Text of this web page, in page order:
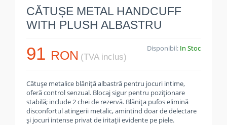
CĂTUȘE METAL HANDCUFF
WITH PLUSH ALBASTRU
91 RON (TVA inclus)
Disponibil: In Stoc
Cătușe metalice blăniță albastră pentru jocuri intime,
oferă control senzual. Blocaj sigur pentru poziționare
stabilă; include 2 chei de rezervă. Blănița pufos elimină
disconfortul atingerii metalic, amintind doar de delectare
și jocuri intense privat de iritații evidente pe piele.